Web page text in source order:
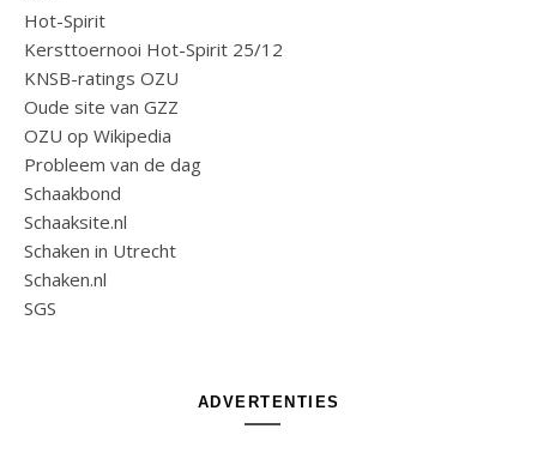
Hot-Spirit
Kersttoernooi Hot-Spirit 25/12
KNSB-ratings OZU
Oude site van GZZ
OZU op Wikipedia
Probleem van de dag
Schaakbond
Schaaksite.nl
Schaken in Utrecht
Schaken.nl
SGS
ADVERTENTIES